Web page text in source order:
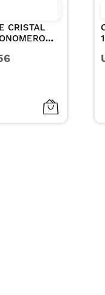
OXIGENTA EN CREMA
10VOL 135ML
US$2,00